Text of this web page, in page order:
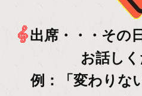
出席・・・その
お話しく
例：「変わりな